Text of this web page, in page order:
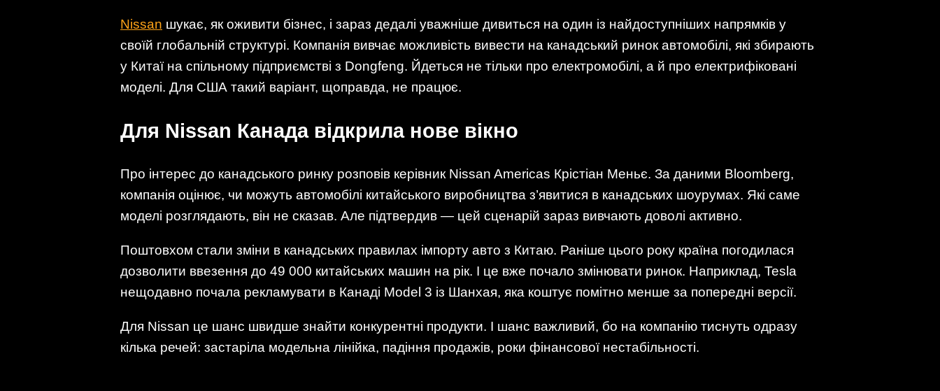
Nissan шукає, як оживити бізнес, і зараз дедалі уважніше дивиться на один із найдоступніших напрямків у
своїй глобальній структурі. Компанія вивчає можливість вивести на канадський ринок автомобілі, які збирають
у Китаї на спільному підприємстві з Dongfeng. Йдеться не тільки про електромобілі, а й про електрифіковані
моделі. Для США такий варіант, щоправда, не працює.
Для Nissan Канада відкрила нове вікно
Про інтерес до канадського ринку розповів керівник Nissan Americas Крістіан Меньє. За даними Bloomberg,
компанія оцінює, чи можуть автомобілі китайського виробництва з’явитися в канадських шоурумах. Які саме
моделі розглядають, він не сказав. Але підтвердив — цей сценарій зараз вивчають доволі активно.
Поштовхом стали зміни в канадських правилах імпорту авто з Китаю. Раніше цього року країна погодилася
дозволити ввезення до 49 000 китайських машин на рік. І це вже почало змінювати ринок. Наприклад, Tesla
нещодавно почала рекламувати в Канаді Model 3 із Шанхая, яка коштує помітно менше за попередні версії.
Для Nissan це шанс швидше знайти конкурентні продукти. І шанс важливий, бо на компанію тиснуть одразу
кілька речей: застаріла модельна лінійка, падіння продажів, роки фінансової нестабільності.